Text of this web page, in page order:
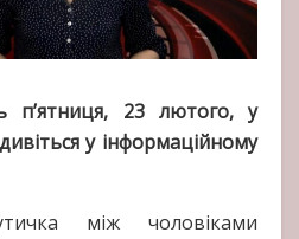
п’ятниця, 23 лютого, у
у інформаційному
між чоловіками